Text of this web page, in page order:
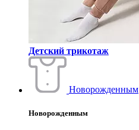
Детский трикотаж
Новорожденным
Новорожденным